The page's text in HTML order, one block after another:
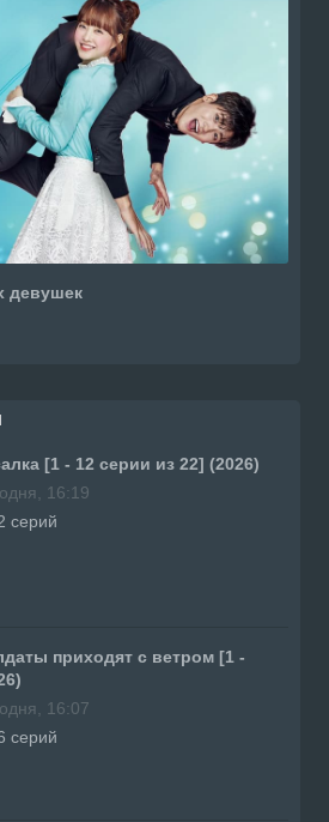
девушек
[1 - 12 серии из 22] (2026)
16:19
серий
приходят с ветром [1 -
16:07
серий